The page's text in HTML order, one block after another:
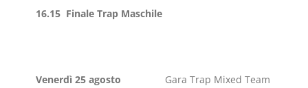
16.15 Finale Trap Maschile
Venerdì 25 agosto Gara Trap Mixed Team